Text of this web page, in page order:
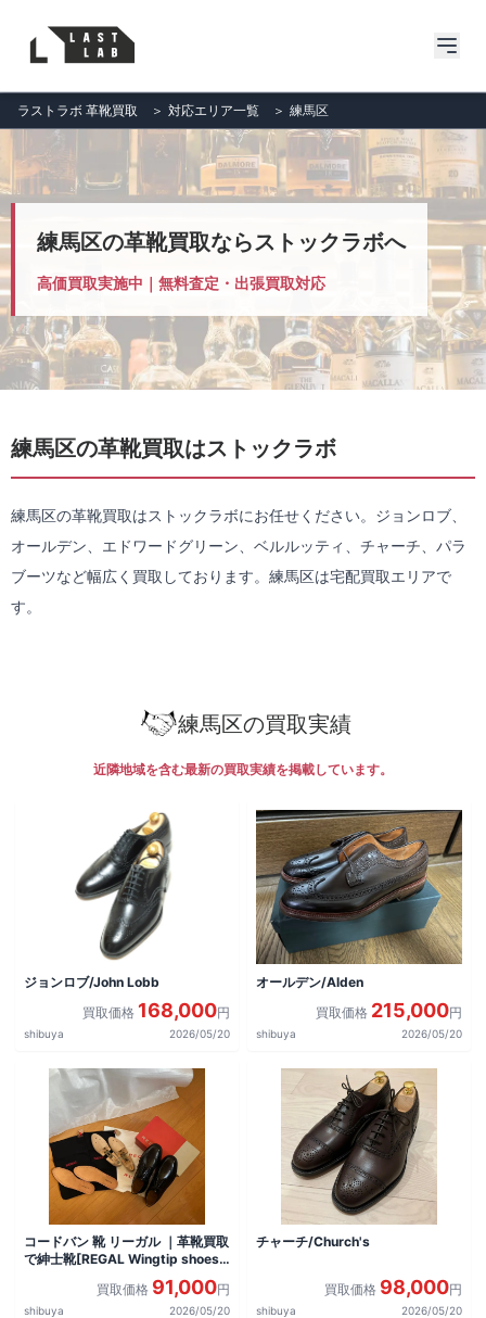
ラストラボ 革靴買取 ＞ 対応エリア一覧 ＞ 練馬区
練馬区の革靴買取ならストックラボへ
高価買取実施中｜無料査定・出張買取対応
練馬区の革靴買取はストックラボ
練馬区の革靴買取はストックラボにお任せください。ジョンロブ、
オールデン、エドワードグリーン、ベルルッティ、チャーチ、パラ
ブーツなど幅広く買取しております。練馬区は宅配買取エリアで
す。
練馬区の買取実績
近隣地域を含む最新の買取実績を掲載しています。
ジョンロブ/John Lobb
買取価格 168,000円
shibuya 2026/05/20
オールデン/Alden
買取価格 215,000円
shibuya 2026/05/20
コードバン 靴 リーガル ｜革靴買取
で紳士靴[REGAL Wingtip shoes]
買取価格 91,000円
shibuya 2026/05/20
チャーチ/Church's
買取価格 98,000円
shibuya 2026/05/20